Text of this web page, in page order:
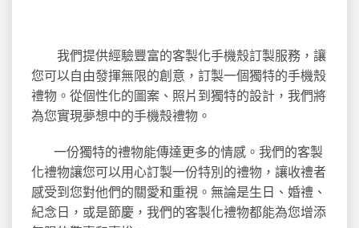
我們提供經驗豐富的客製化手機殼訂製服務，讓
您可以自由發揮無限的創意，訂製一個獨特的手機殼
禮物。從個性化的圖案、照片到獨特的設計，我們將
為您實現夢想中的手機殼禮物。
一份獨特的禮物能傳達更多的情感。我們的客製
化禮物讓您可以用心訂製一份特別的禮物，讓收禮者
感受到您對他們的關愛和重視。無論是生日、婚禮、
紀念日，或是節慶，我們的客製化禮物都能為您增添